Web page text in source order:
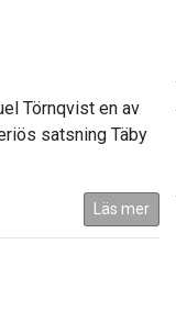
Törnqvist en av
satsning Täby
Läs mer